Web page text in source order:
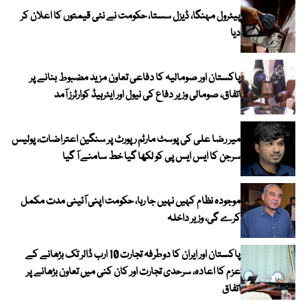
پیٹرول مہنگا، ڈیزل سستا، حکومت نے نئی قیمتوں کا اعلان کر
دیا
پاکستان اور صومالیہ کا دفاعی تعاون مزید مضبوط بنانے پر
اتفاق، صومالی وزیر دفاع کی نیول اور ایئرہیڈ کوارٹرز آمد
میر رضا علی کی پوسٹ مارٹم رپورٹ پر سنگین اعتراضات، پولیس
سرجن کا ایس ایس پی کو لکھا گیا خط سامنے آ گیا
موجودہ نظام کہیں نہیں جا رہا، حکومت اپنی آئینی مدت مکمل
کرے گی، وزیر داخلہ
پاکستان اور ایران کا دوطرفہ تجارت 10 ارب ڈالر تک بڑھانے کے
عزم کا اعادہ، سرحدی تجارت اور کان کنی میں تعاون بڑھانے پر
اتفاق